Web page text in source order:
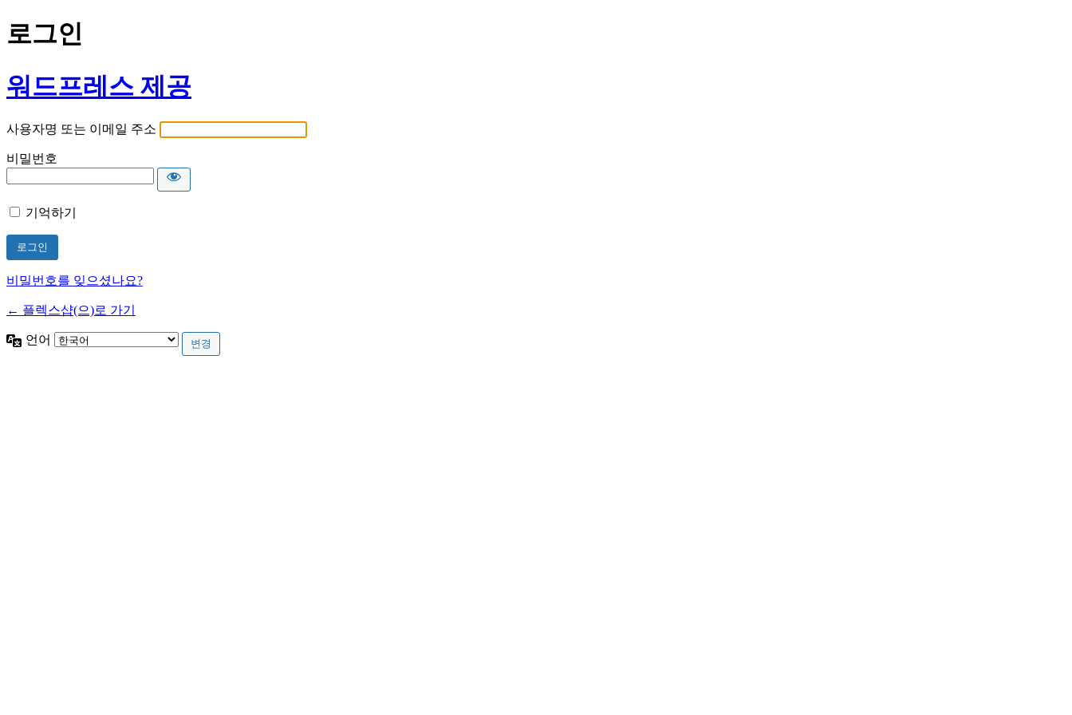
로그인
워드프레스 제공
사용자명 또는 이메일 주소
비밀번호
기억하기
비밀번호를 잊으셨나요?
← 플렉스샵(으)로 가기
언어